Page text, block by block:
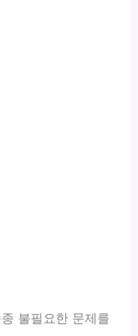
불필요한 문제를